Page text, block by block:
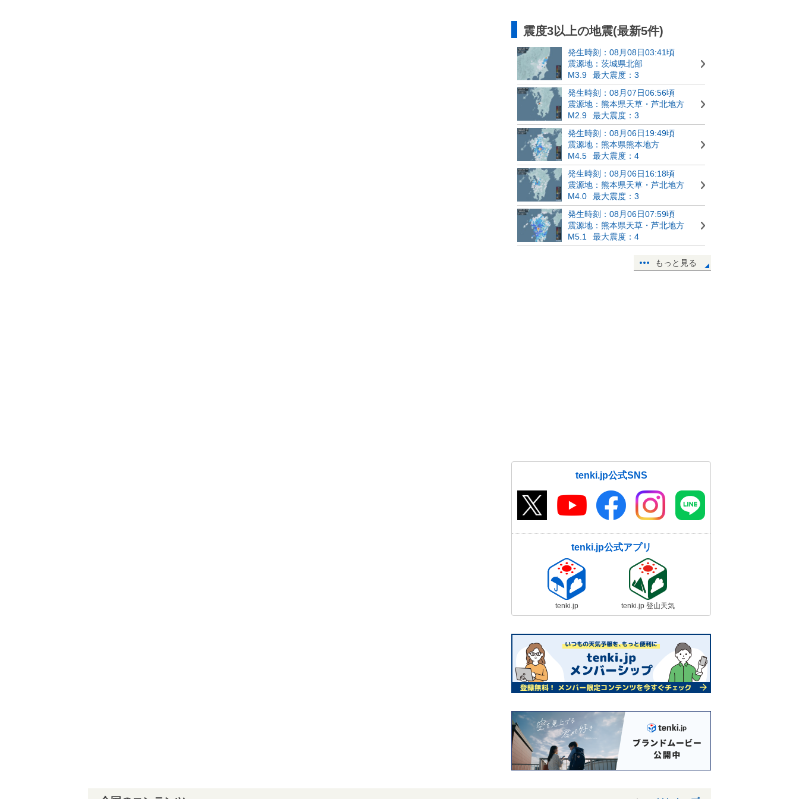
震度3以上の地震(最新5件)
発生時刻：08月08日03:41頃
震源地：茨城県北部
M3.9
最大震度：3
発生時刻：08月07日06:56頃
震源地：熊本県天草・芦北地方
M2.9
最大震度：3
発生時刻：08月06日19:49頃
震源地：熊本県熊本地方
M4.5
最大震度：4
発生時刻：08月06日16:18頃
震源地：熊本県天草・芦北地方
M4.0
最大震度：3
発生時刻：08月06日07:59頃
震源地：熊本県天草・芦北地方
M5.1
最大震度：4
もっと見る
tenki.jp公式SNS
tenki.jp公式アプリ
tenki.jp tenki.jp 登山天気